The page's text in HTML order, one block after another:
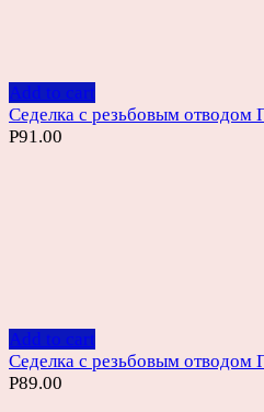
Add to cart
Седелка с резьбовым
Р91.00
Add to cart
Седелка с резьбовым
Р89.00